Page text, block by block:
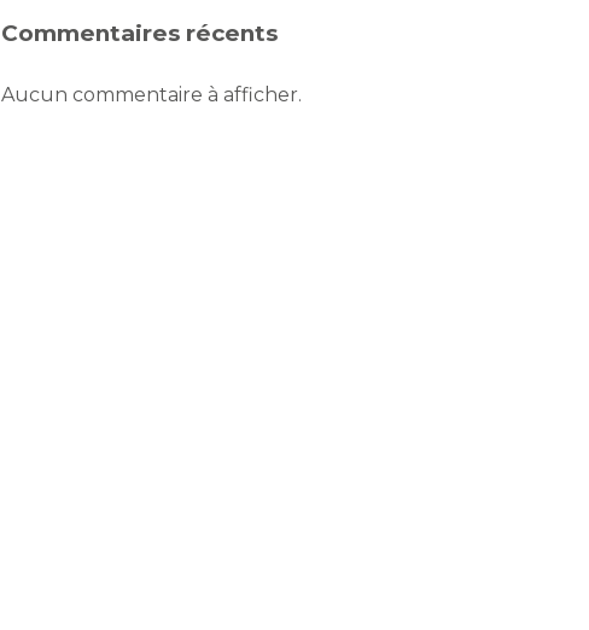
Commentaires récents
Aucun commentaire à afficher.